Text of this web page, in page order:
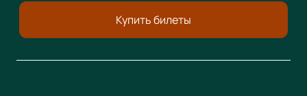
Купить билеты